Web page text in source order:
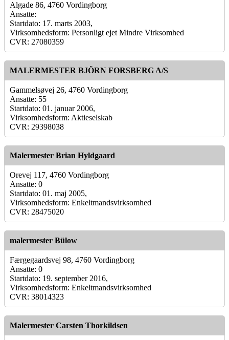
Algade 86, 4760 Vordingborg
Ansatte:
Startdato: 17. marts 2003,
Virksomhedsform: Personligt ejet Mindre Virksomhed
CVR: 27080359
MALERMESTER BJÖRN FORSBERG A/S
Gammelsøvej 26, 4760 Vordingborg
Ansatte: 55
Startdato: 01. januar 2006,
Virksomhedsform: Aktieselskab
CVR: 29398038
Malermester Brian Hyldgaard
Orevej 117, 4760 Vordingborg
Ansatte: 0
Startdato: 01. maj 2005,
Virksomhedsform: Enkeltmandsvirksomhed
CVR: 28475020
malermester Bülow
Færgegaardsvej 98, 4760 Vordingborg
Ansatte: 0
Startdato: 19. september 2016,
Virksomhedsform: Enkeltmandsvirksomhed
CVR: 38014323
Malermester Carsten Thorkildsen